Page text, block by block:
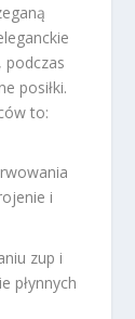
podczas
posiłki.
to:
i
zup i
płynnych